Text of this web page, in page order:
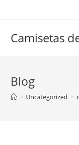
Camisetas
Blog
> Uncategorized >